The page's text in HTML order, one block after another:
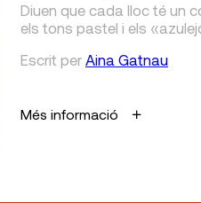
Diuen que cada lloc té un
els tons pastel i els
Escrit per Aina Gatnau
Més informació